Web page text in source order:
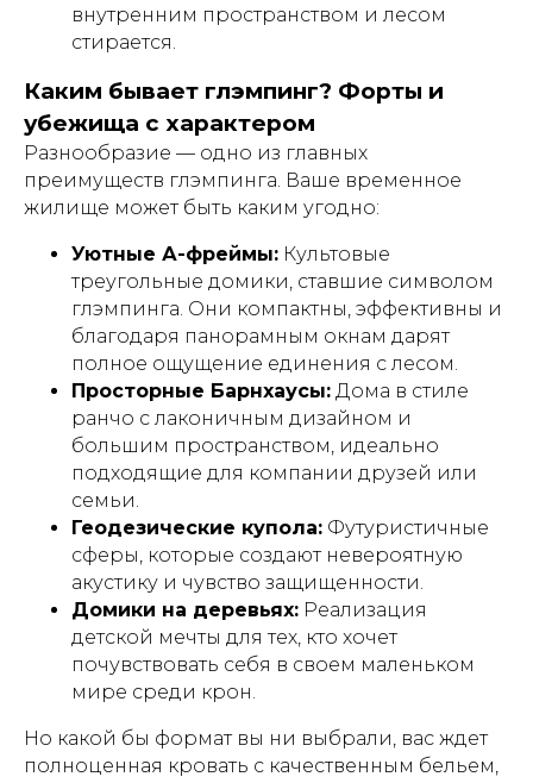
внутренним пространством и лесом
стирается.
Каким бывает глэмпинг? Форты и
убежища с характером
Разнообразие — одно из главных
преимуществ глэмпинга. Ваше временное
жилище может быть каким угодно:
Уютные А-фреймы: Культовые
треугольные домики, ставшие символом
глэмпинга. Они компактны, эффективны и
благодаря панорамным окнам дарят
полное ощущение единения с лесом.
Просторные Барнхаусы: Дома в стиле
ранчо с лаконичным дизайном и
большим пространством, идеально
подходящие для компании друзей или
семьи.
Геодезические купола: Футуристичные
сферы, которые создают невероятную
акустику и чувство защищенности.
Домики на деревьях: Реализация
детской мечты для тех, кто хочет
почувствовать себя в своем маленьком
мире среди крон.
Но какой бы формат вы ни выбрали, вас ждет
полноценная кровать с качественным бельем,